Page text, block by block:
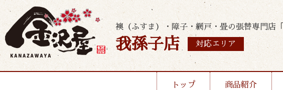
襖（ふすま）・障子・網戸・畳の張替専門店
我孫子店 対応エリア
トップ 商品紹介